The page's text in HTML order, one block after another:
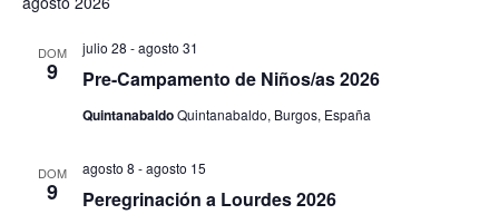
fecha.
DOM
9 Pre-Campamento de Niños/as 2026
julio 28 -agosto 31
QuintanabaldoQuintanabaldo, Burgos, España
DOM
9 Peregrinación a Lourdes 2026
agosto 8 -agosto 15